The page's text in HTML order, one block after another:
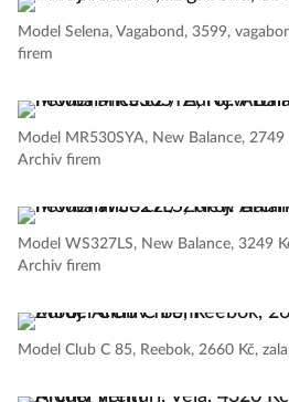
Model Selena, Vagabond, 3599,
firem
Model MR530SYA, New Balance,
Archiv firem
Model WS327LS, New Balance, 3249
Archiv firem
Model Club C 85, Reebok, 2660 Kč,